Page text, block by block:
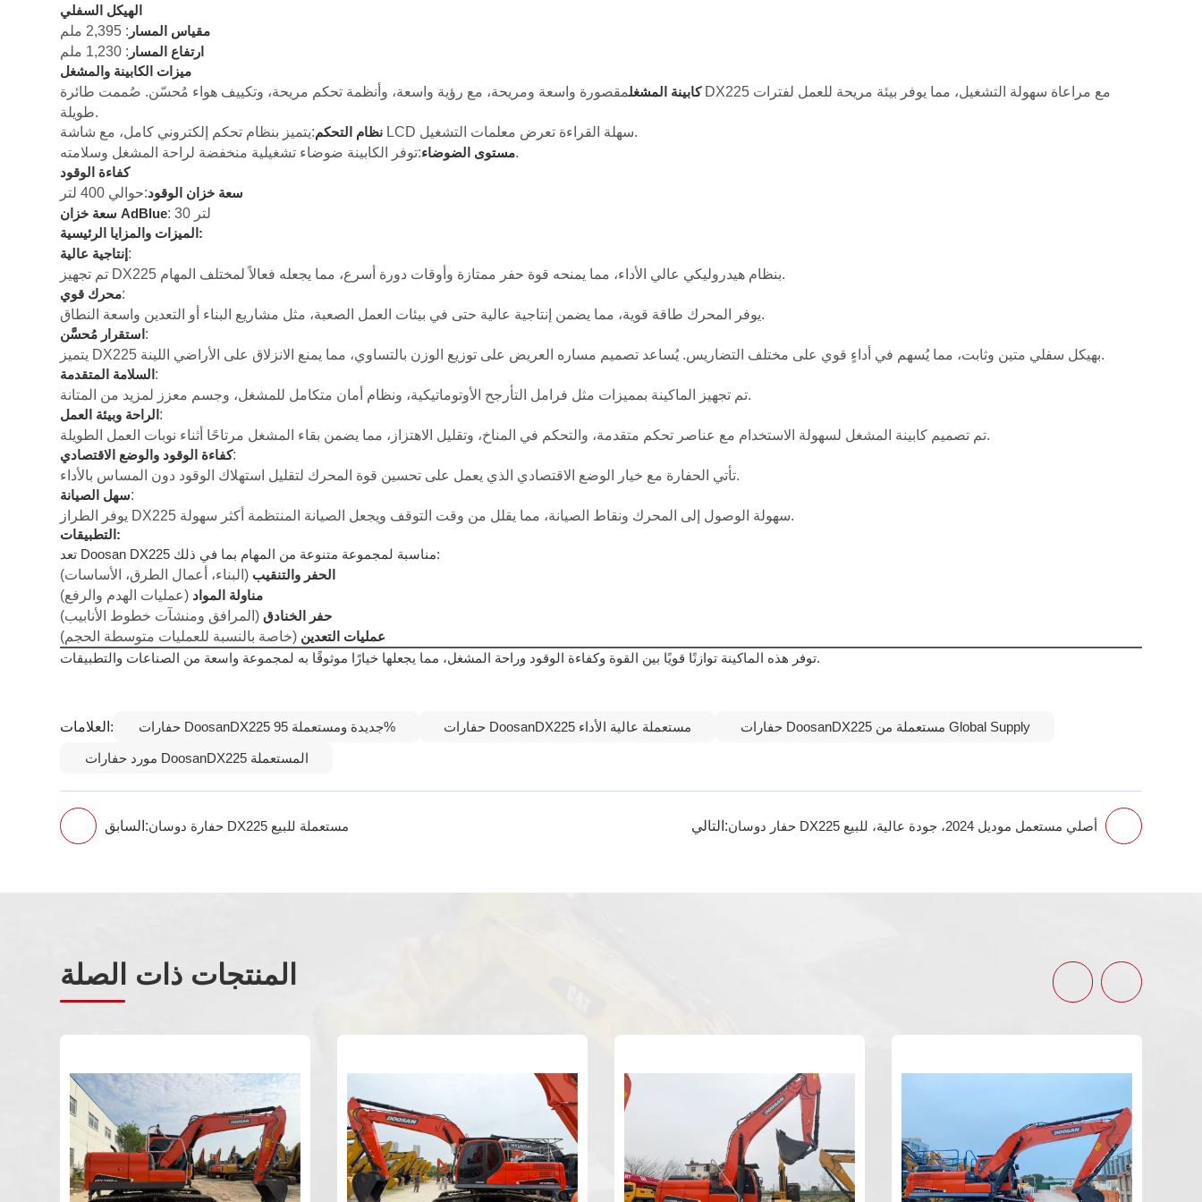
الهيكل السفلي
مقياس المسار : 2,395 ملم
ارتفاع المسار : 1,230 ملم
ميزات الكابينة والمشغل
كابينة المشغلمقصورة واسعة ومريحة، مع رؤية واسعة، وأنظمة تحكم مريحة، وتكييف هواء مُحسّن. صُممت طائرة DX225 مع مراعاة سهولة التشغيل، مما يوفر بيئة مريحة للعمل لفترات
نظام التحكم
مستوى الضوضاء
كفاءة الوقود
سعة خزان الوقود:حوالي 400 لتر
سعة خزان AdBlue : 30 لتر
الميزات والمزايا الرئيسية:
إنتاجية عالية :
محرك قوي:
استقرار مُحسَّن :
السلامة المتقدمة :
الراحة وبيئة العمل :
كفاءة الوقود والوضع الاقتصادي:
سهل الصيانة:
التطبيقات:
تعد Doosan DX225 مناسبة لمجموعة متنوعة من المهام بما في ذلك:
الحفر والتنقيب (البناء، أعمال الطرق، الأساسات)
مناولة المواد (عمليات الهدم والرفع)
حفر الخنادق (المرافق ومنشآت خطوط الأنابيب)
عمليات التعدين (خاصة بالنسبة للعمليات متوسطة الحجم)
توفر هذه الماكينة توازنًا قويًا بين القوة وكفاءة الوقود وراحة المشغل، مما يجعلها خيارًا موثوقًا به لمجموعة واسعة من الصناعات والتطبيقات.
العلامات: حفارات DoosanDX225 جديدة ومستعملة 95% حفارات DoosanDX225 مستعملة عالية الأداء حفارات DoosanDX225 مستعملة من Global Supply
مورد حفارات DoosanDX225 المستعملة
السابق: حفارة دوسان DX225 مستعملة للبيع التالي: حفار دوسان DX225 أصلي مستعمل موديل 2024، جودة عالية، للبيع
المنتجات ذات الصلة